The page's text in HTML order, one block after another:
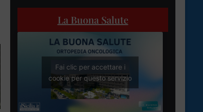
La Buona Salute
Fai clic per accettare i
cookie per questo servizio